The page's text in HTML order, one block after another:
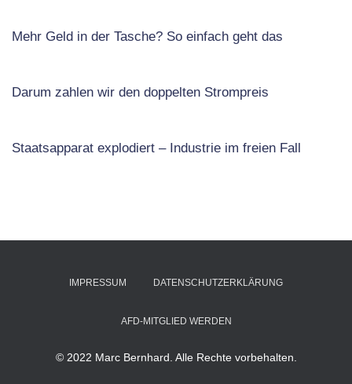
Mehr Geld in der Tasche? So einfach geht das
Darum zahlen wir den doppelten Strompreis
Staatsapparat explodiert – Industrie im freien Fall
IMPRESSUM DATENSCHUTZERKLÄRUNG
AFD-MITGLIED WERDEN
© 2022 Marc Bernhard. Alle Rechte vorbehalten.